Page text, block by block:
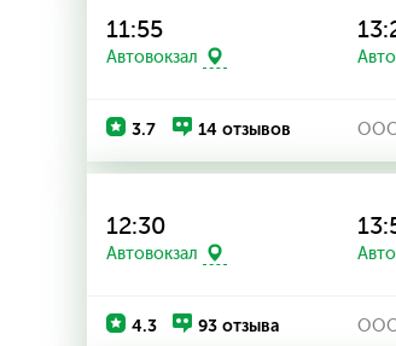
11:55
Автовокзал
3.7 14 отзывов ООО
12:30
Автовокзал
4.3 93 отзыва